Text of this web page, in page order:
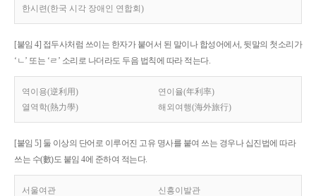
한시련(한국 시각 장애인 연합회)
[붙임 4] 접두사처럼 쓰이는 한자가 붙어서 된 말이나 합성어에서, 뒷말의 첫소리가
‘ㄴ’ 또는 ‘ㄹ’ 소리로 나더라도 두음 법칙에 따라 적는다.
역이용(逆利用)
연이율(年利率)
열역학(熱力學)
해외여행(海外旅行)
[붙임 5] 둘 이상의 단어로 이루어진 고유 명사를 붙여 쓰는 경우나 십진법에 따라
쓰는 수(數)도 붙임 4에 준하여 적는다.
서울여관 신흥이발관